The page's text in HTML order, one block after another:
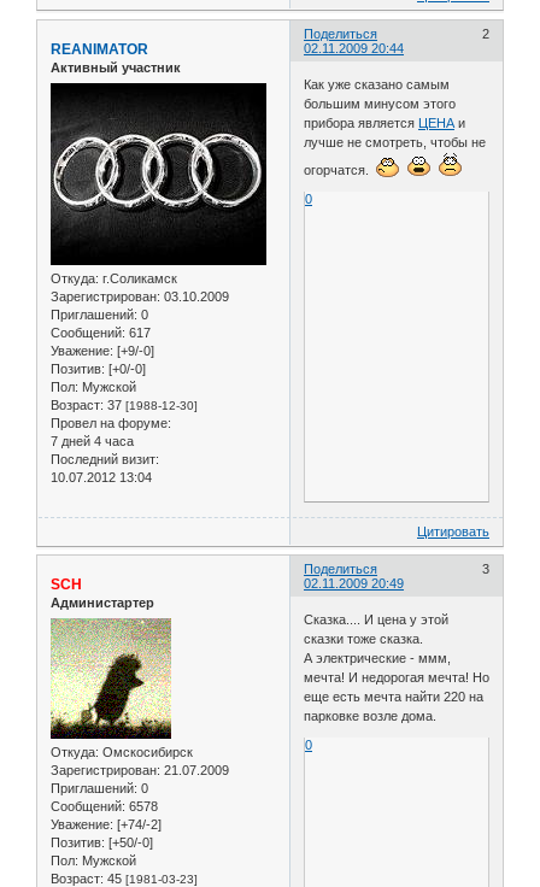
Поделиться
2
02.11.2009 20:44
REANIMATOR
Активный участник
Откуда: г.Соликамск
Зарегистрирован: 03.10.2009
Приглашений: 0
Сообщений: 617
Уважение: [+9/-0]
Позитив: [+0/-0]
Пол: Мужской
Возраст: 37 [1988-12-30]
Провел на форуме:
7 дней 4 часа
Последний визит:
10.07.2012 13:04
Как уже сказано самым
большим минусом этого
прибора является ЦЕНА и
лучше не смотреть, чтобы не
огорчатся.
0
Цитировать
Поделиться
3
02.11.2009 20:49
SCH
Администартер
Откуда: Омскосибирск
Зарегистрирован: 21.07.2009
Приглашений: 0
Сообщений: 6578
Уважение: [+74/-2]
Позитив: [+50/-0]
Пол: Мужской
Возраст: 45 [1981-03-23]
Сказка.... И цена у этой
сказки тоже сказка.
А электрические - ммм,
мечта! И недорогая мечта! Но
еще есть мечта найти 220 на
парковке возле дома.
0